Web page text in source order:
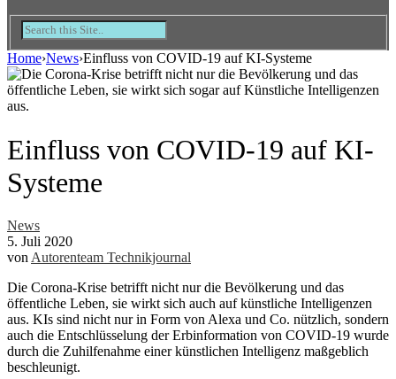
Home›News›Einfluss von COVID-19 auf KI-Systeme
Einfluss von COVID-19 auf KI-
Systeme
News
5. Juli 2020
von Autorenteam Technikjournal
Die Corona-Krise betrifft nicht nur die Bevölkerung und das
öffentliche Leben, sie wirkt sich auch auf künstliche Intelligenzen
aus. KIs sind nicht nur in Form von Alexa und Co. nützlich, sondern
auch die Entschlüsselung der Erbinformation von COVID-19 wurde
durch die Zuhilfenahme einer künstlichen Intelligenz maßgeblich
beschleunigt.